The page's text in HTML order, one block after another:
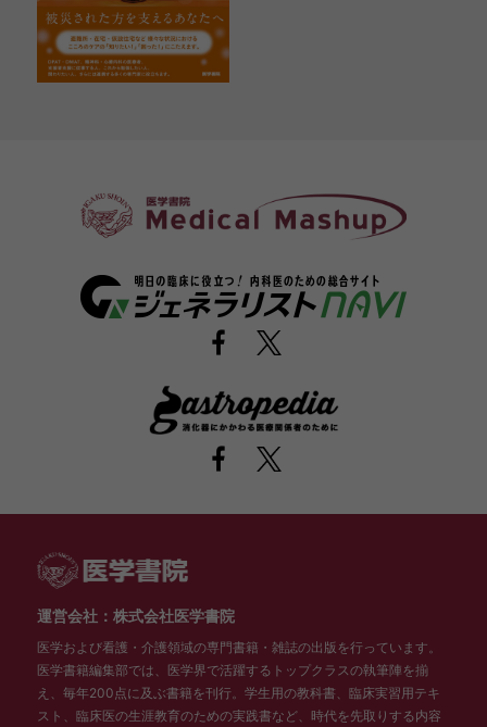
運営会社：株式会社医学書院
医学および看護・介護領域の専門書籍・雑誌の出版を行っています。
医学書籍編集部では、医学界で活躍するトップクラスの執筆陣を揃
え、毎年200点に及ぶ書籍を刊行。学生用の教科書、臨床実習用テキ
スト、臨床医の生涯教育のための実践書など、時代を先取りする内容